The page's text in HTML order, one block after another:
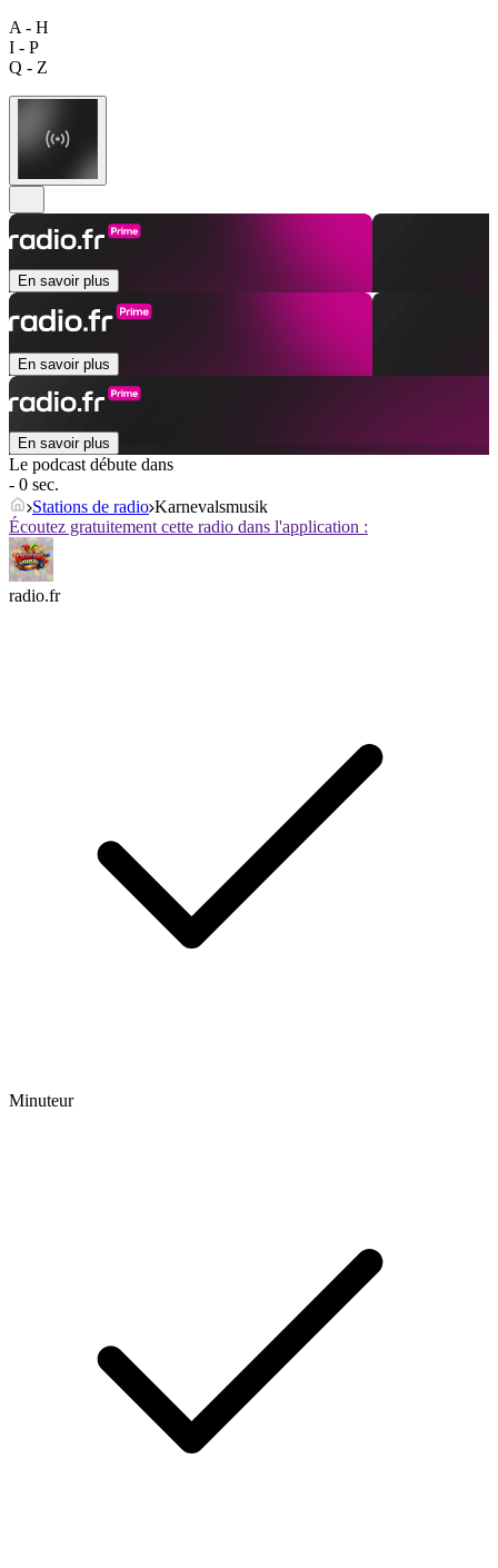
A - H
I - P
Q - Z
En savoir plus
En savoir plus
En savoir plus
Le podcast débute dans
- 0 sec.
Stations de radio Karnevalsmusik
Écoutez gratuitement cette radio dans l'application :
radio.fr
Minuteur